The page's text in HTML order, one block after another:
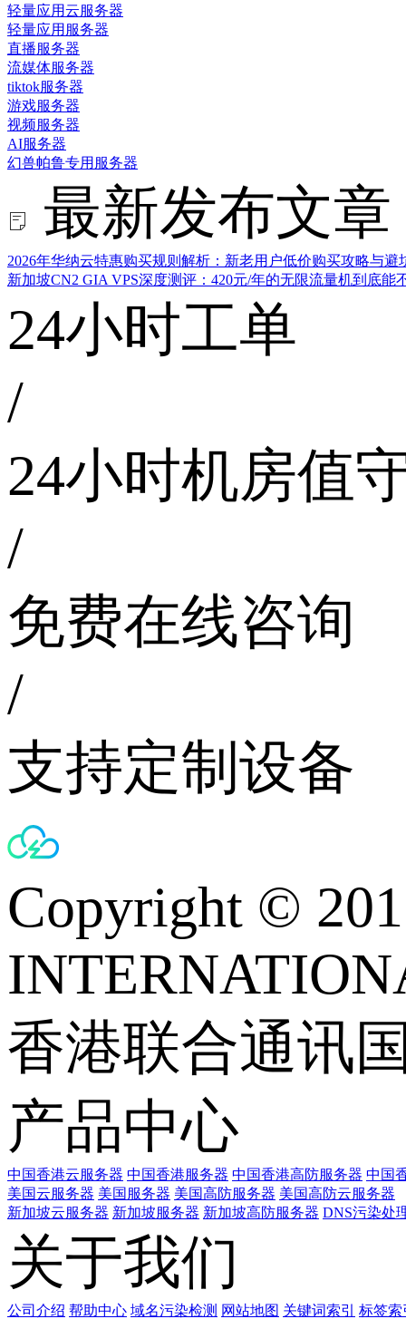
轻量应用云服务器
轻量应用服务器
直播服务器
流媒体服务器
tiktok服务器
游戏服务器
视频服务器
AI服务器
幻兽帕鲁专用服务器
最新发布文章
2026年华纳云特惠购买规则解析：新老用户低价购买攻略与避
新加坡CN2 GIA VPS深度测评：420元/年的无限流量机到底能
24小时工单
/
24小时机房值
/
免费在线咨询
/
支持定制设备
Copyright ©
香港联合通讯
产品中心
中国香港云服务器 中国香港服务器 中国香港高防服务器 中国
美国云服务器 美国服务器 美国高防服务器 美国高防云服务器
新加坡云服务器 新加坡服务器 新加坡高防服务器 DNS污染处
关于我们
公司介绍 帮助中心 域名污染检测 网站地图 关键词索引 标签索